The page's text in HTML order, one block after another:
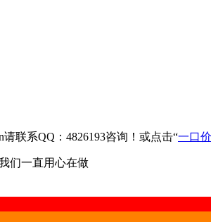
联系QQ：4826193咨询！或点击“一口